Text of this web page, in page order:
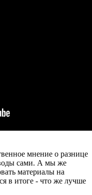
мнение о разнице
сами. А мы же
материалы на
в итоге - что же лучше